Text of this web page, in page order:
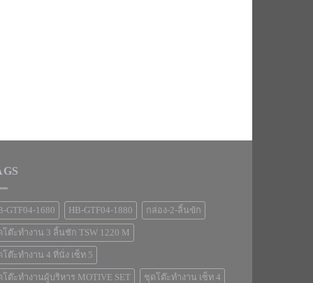
GTF04-1680 HB-GTF04-1880 กล่อง-2-ลิ้นฃัก
ต๊ะทำงาน 3 ลิ้นชัก TSW 1220 M
ต๊ะทำงาน 4 ที่นั่ง เซ็ท 5
ต๊ะทำงานผู้บริหาร MOTIVE SET ชุดโต๊ะทำงาน เซ็ท 4